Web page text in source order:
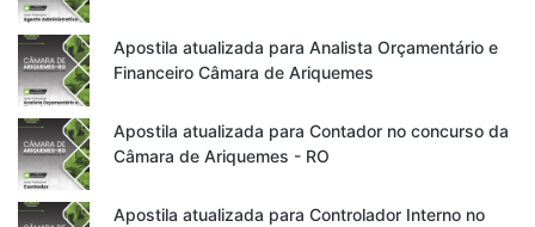
Apostila atualizada para Analista Orçamentário e
Financeiro Câmara de Ariquemes
Apostila atualizada para Contador no concurso da
Câmara de Ariquemes - RO
Apostila atualizada para Controlador Interno no